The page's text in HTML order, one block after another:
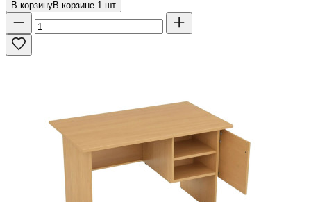
В корзинуВ корзине 1 шт